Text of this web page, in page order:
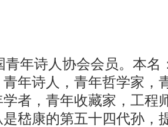
青年诗人协会会员。本名
年诗人，青年哲学家，
者，青年收藏家，工程
嵇康的第五十四代孙，